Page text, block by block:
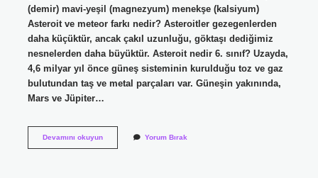
(demir) mavi-yeşil (magnezyum) menekşe (kalsiyum)
Asteroit ve meteor farkı nedir? Asteroitler gezegenlerden
daha küçüktür, ancak çakıl uzunluğu, göktaşı dediğimiz
nesnelerden daha büyüktür. Asteroit nedir 6. sınıf? Uzayda,
4,6 milyar yıl önce güneş sisteminin kurulduğu toz ve gaz
bulutundan taş ve metal parçaları var. Güneşin yakınında,
Mars ve Jüpiter…
Devamını okuyunAsteroit
Yorum Bırak